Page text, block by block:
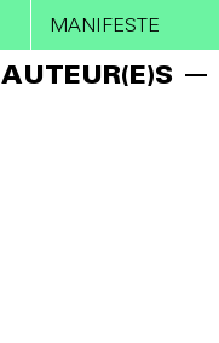
MANIFESTE
AUTEUR(E)S